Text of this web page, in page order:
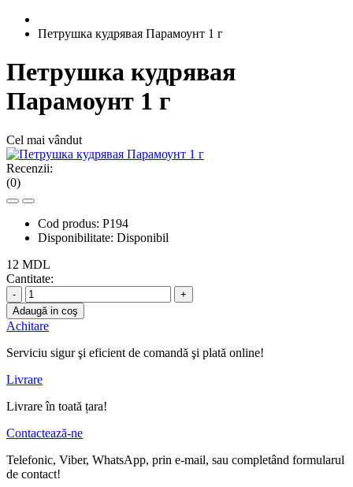
Петрушка кудрявая Парамоунт 1 г
Петрушка кудрявая
Парамоунт 1 г
Cel mai vândut
Recenzii:
(0)
Cod produs: P194
Disponibilitate: Disponibil
12 MDL
Cantitate:
-
+
Adaugă in coş
Achitare
Serviciu sigur şi eficient de comandă şi plată online!
Livrare
Livrare în toată țara!
Contactează-ne
Telefonic, Viber, WhatsApp, prin e-mail, sau completând formularul
de contact!